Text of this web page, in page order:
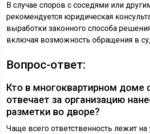
В случае споров с соседями или
рекомендуется юридическая
выработки законного способа
включая возможность обращения в
Вопрос-ответ:
Кто в многоквартирном доме
отвечает за организацию
разметки во дворе?
Чаще всего ответственность лежит